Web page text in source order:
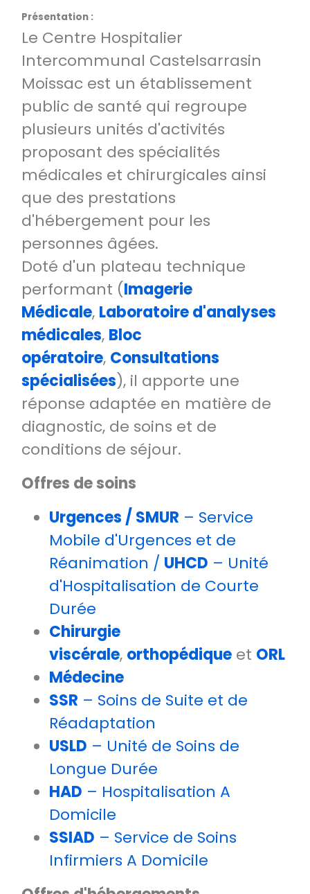
Présentation :
Le Centre Hospitalier
Intercommunal Castelsarrasin
Moissac est un établissement
public de santé qui regroupe
plusieurs unités d'activités
proposant des spécialités
médicales et chirurgicales ainsi
que des prestations
d'hébergement pour les
personnes âgées.
Doté d'un plateau technique
performant (Imagerie
Médicale, Laboratoire d'analyses
médicales, Bloc
opératoire, Consultations
spécialisées), il apporte une
réponse adaptée en matière de
diagnostic, de soins et de
conditions de séjour.
Offres de soins
Urgences / SMUR – Service
Mobile d'Urgences et de
Réanimation / UHCD – Unité
d'Hospitalisation de Courte
Durée
Chirurgie
viscérale, orthopédique et ORL
Médecine
SSR – Soins de Suite et de
Réadaptation
USLD – Unité de Soins de
Longue Durée
HAD – Hospitalisation A
Domicile
SSIAD – Service de Soins
Infirmiers A Domicile